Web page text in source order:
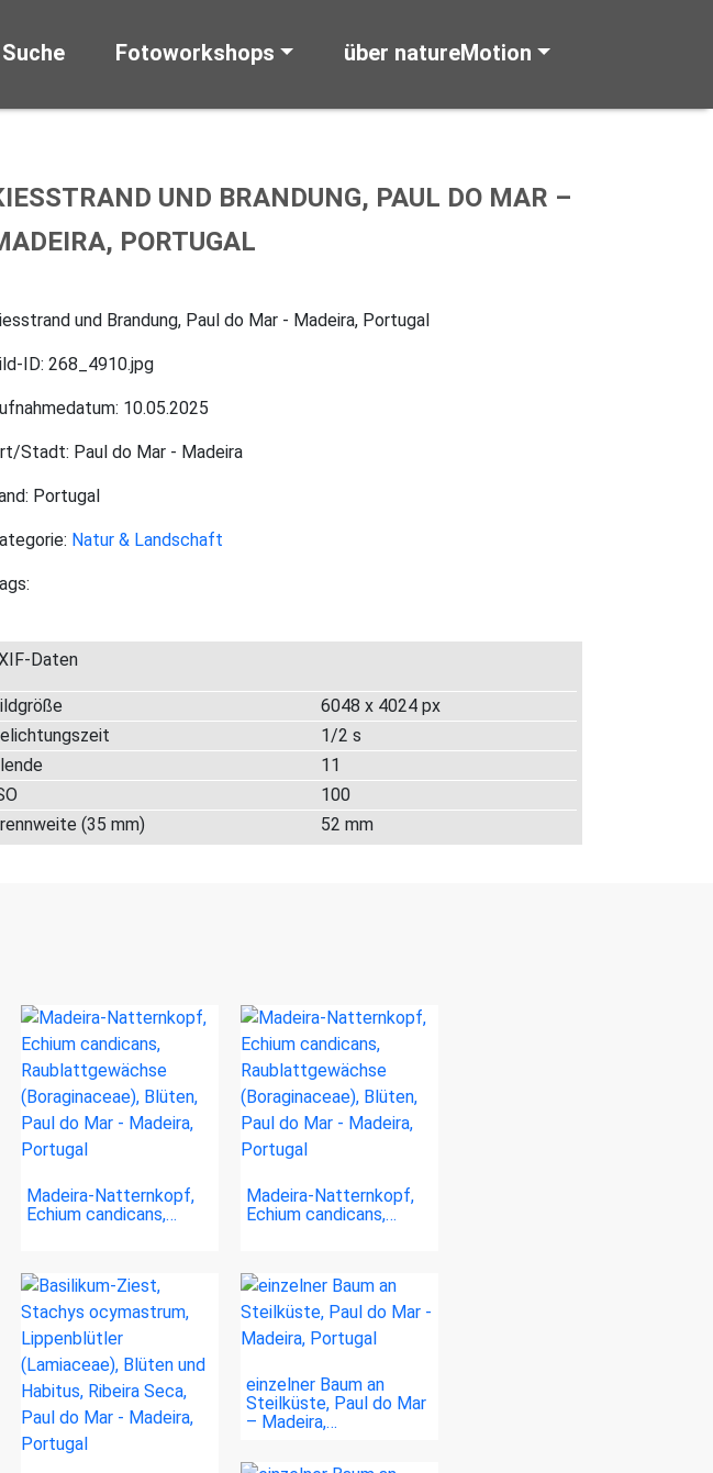
Suche Fotoworkshops über natureMotion
UND BRANDUNG, PAUL DO MAR –
PORTUGAL
und Brandung, Paul do Mar - Madeira, Portugal
ID: 268_4910.jpg
10.05.2025
Stadt: Paul do Mar - Madeira
Portugal
Natur & Landschaft
Daten
6048 x 4024 px
1/2 s
11
100
(35 mm)
52 mm
Madeira-Natternkopf,
Echium candicans,…
Madeira-Natternkopf,
Echium candicans,…
einzelner Baum an
Steilküste, Paul do Mar
– Madeira,…